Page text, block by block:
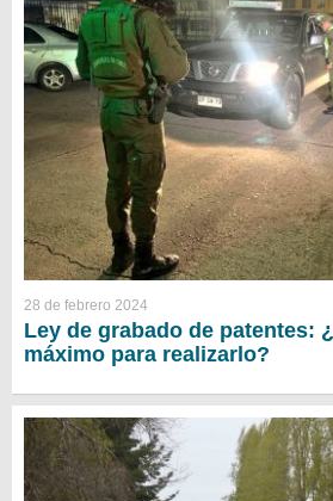
28 de febrero 2024
Ley de grabado de patentes:
máximo para realizarlo?